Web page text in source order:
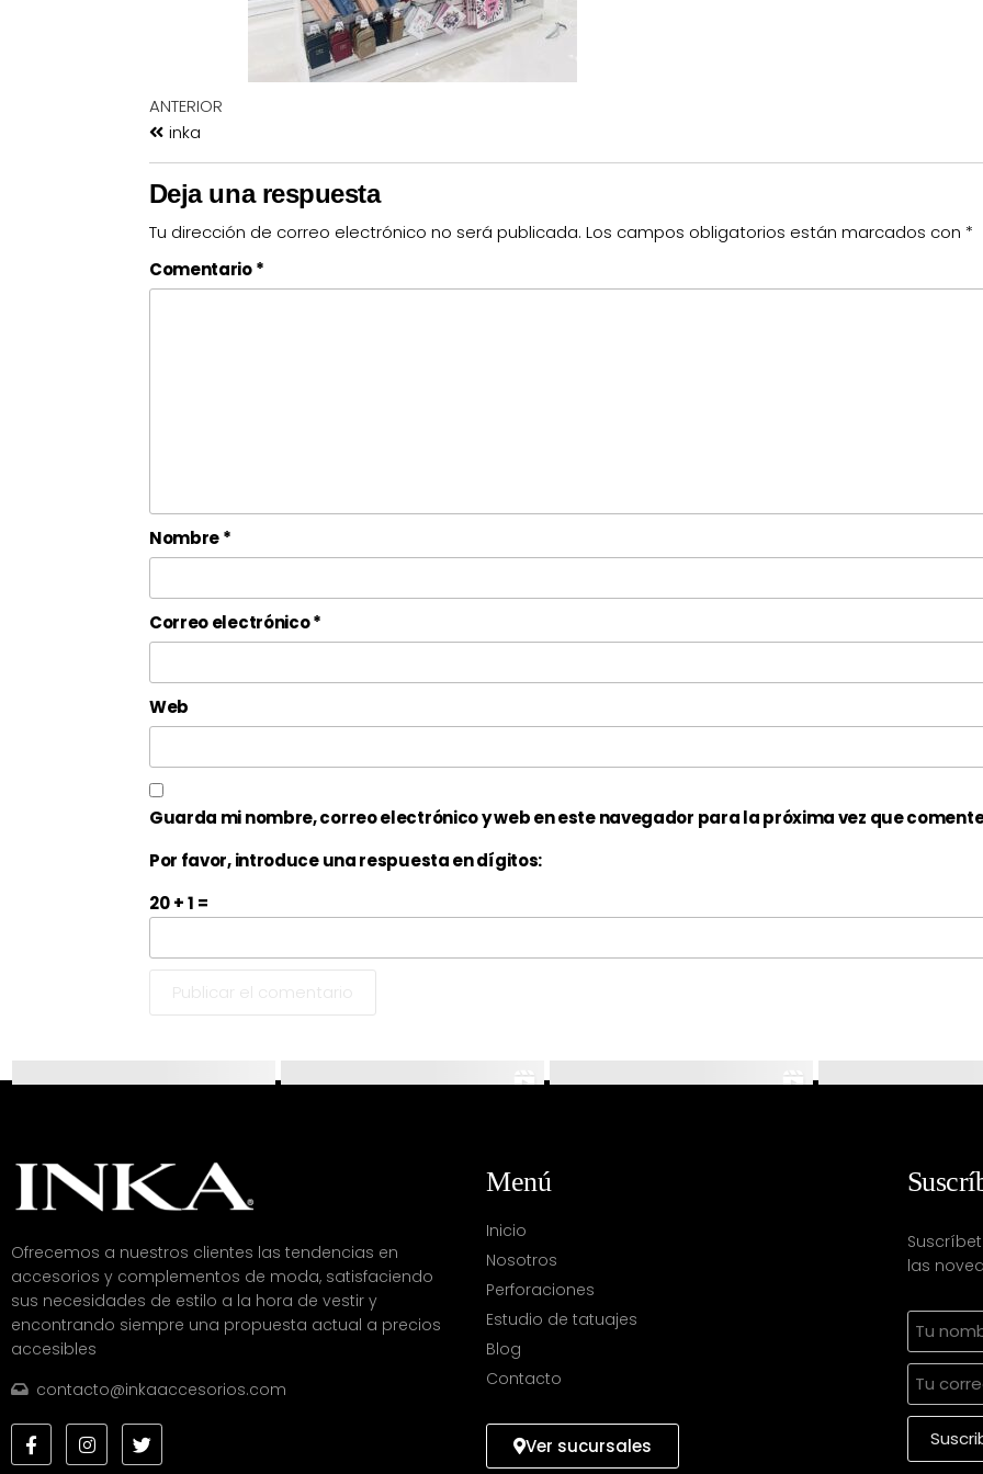
ANTERIOR
inka
Deja una respuesta
Tu dirección de correo electrónico no será publicada. Los campos obligatorios están marcados con *
Comentario*
Nombre*
Correo electrónico*
Web
Guarda mi nombre, correo electrónico y web en este navegador para la próxima vez que
Por favor, introduce una respuesta en dígitos:
20 + 1 =
Ofrecemos a nuestros clientes las tendencias en
accesorios y complementos de moda, satisfaciendo
sus necesidades de estilo a la hora de vestir y
encontrando siempre una propuesta actual a precios
accesibles
contacto@inkaaccesorios.com
Menú
Inicio
Nosotros
Perforaciones
Estudio de tatuajes
Blog
Contacto
Ver sucursales
las